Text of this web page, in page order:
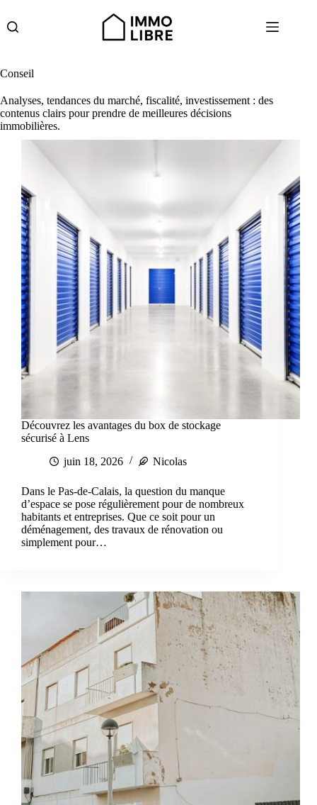
contenu
Conseil
Analyses, tendances du marché, fiscalité, investissement : des
contenus clairs pour prendre de meilleures décisions
immobilières.
Découvrez les avantages du box de stockage
sécurisé à Lens
juin 18, 2026
Nicolas
Dans le Pas-de-Calais, la question du manque
d’espace se pose régulièrement pour de nombreux
habitants et entreprises. Que ce soit pour un
déménagement, des travaux de rénovation ou
simplement pour…